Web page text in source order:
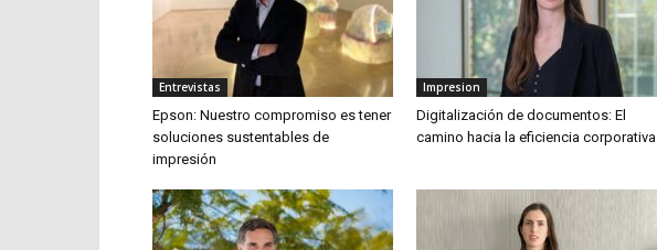
Entrevistas
Epson: Nuestro compromiso es tener
soluciones sustentables de
impresión
Impresion
Digitalización de documentos: El
camino hacia la eficiencia corporativa